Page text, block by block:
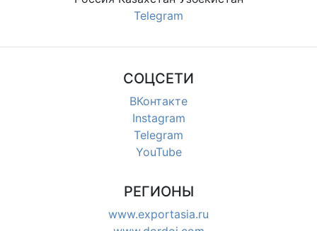
Telegram
СОЦСЕТИ
ВКонтакте
Instagram
Telegram
YouTube
РЕГИОНЫ
www.exportasia.ru